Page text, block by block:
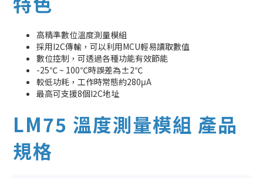
高精準數位溫度測量模組
採用I2C傳輸，可以利用MCU輕易讀取數值
數位控制，可透過各種功能有效節能
-25℃ ~ 100℃時誤差為±2℃
較低功耗，工作時常態約280μA
最高可支援8個I2C地址
LM75 溫度測量模組 產品
規格